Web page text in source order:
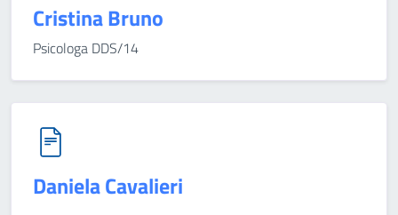
Cristina Bruno
Psicologa DDS/14
Daniela Cavalieri